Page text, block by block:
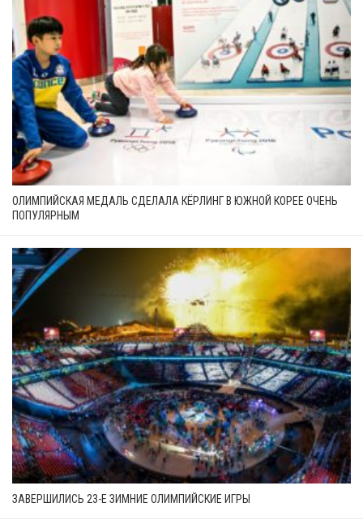
ОЛИМПИЙСКАЯ МЕДАЛЬ СДЕЛАЛА КЁРЛИНГ В ЮЖНОЙ КОРЕЕ ОЧЕНЬ
ПОПУЛЯРНЫМ
ЗАВЕРШИЛИСЬ 23-Е ЗИМНИЕ ОЛИМПИЙСКИЕ ИГРЫ